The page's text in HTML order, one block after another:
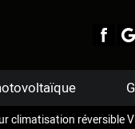
climatisation réversible